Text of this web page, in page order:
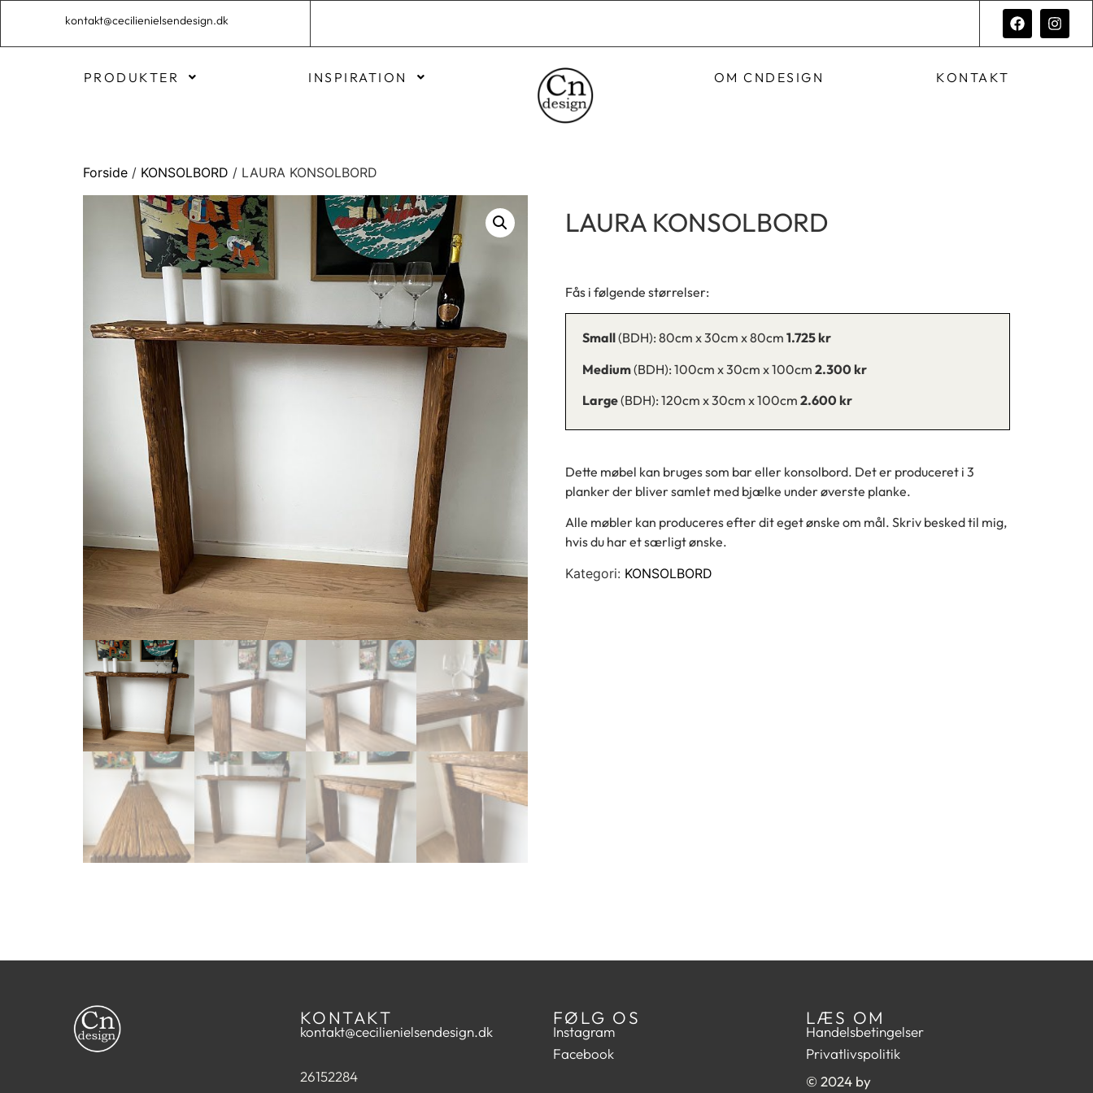
kontakt@cecilienielsendesign.dk
PRODUKTER INSPIRATION OM CNDESIGN KONTAKT
Forside / KONSOLBORD / LAURA KONSOLBORD
LAURA KONSOLBORD
Fås i følgende størrelser:
Small(BDH): 80cm x 30cm x 80cm 1.725 kr
Medium(BDH): 100cm x 30cm x 100cm 2.300 kr
Large(BDH): 120cm x 30cm x 100cm 2.600 kr
Dette møbel kan bruges som bar eller konsolbord. Det er produceret i 3
planker der bliver samlet med bjælke under øverste planke.
Alle møbler kan produceres efter dit eget ønske om mål. Skriv besked til mig,
hvis du har et særligt ønske.
Kategori: KONSOLBORD
KONTAKT
kontakt@cecilienielsendesign.dk
26152284
FØLG OS
Instagram
Facebook
LÆS OM
Handelsbetingelser
Privatlivspolitik
© 2024 by